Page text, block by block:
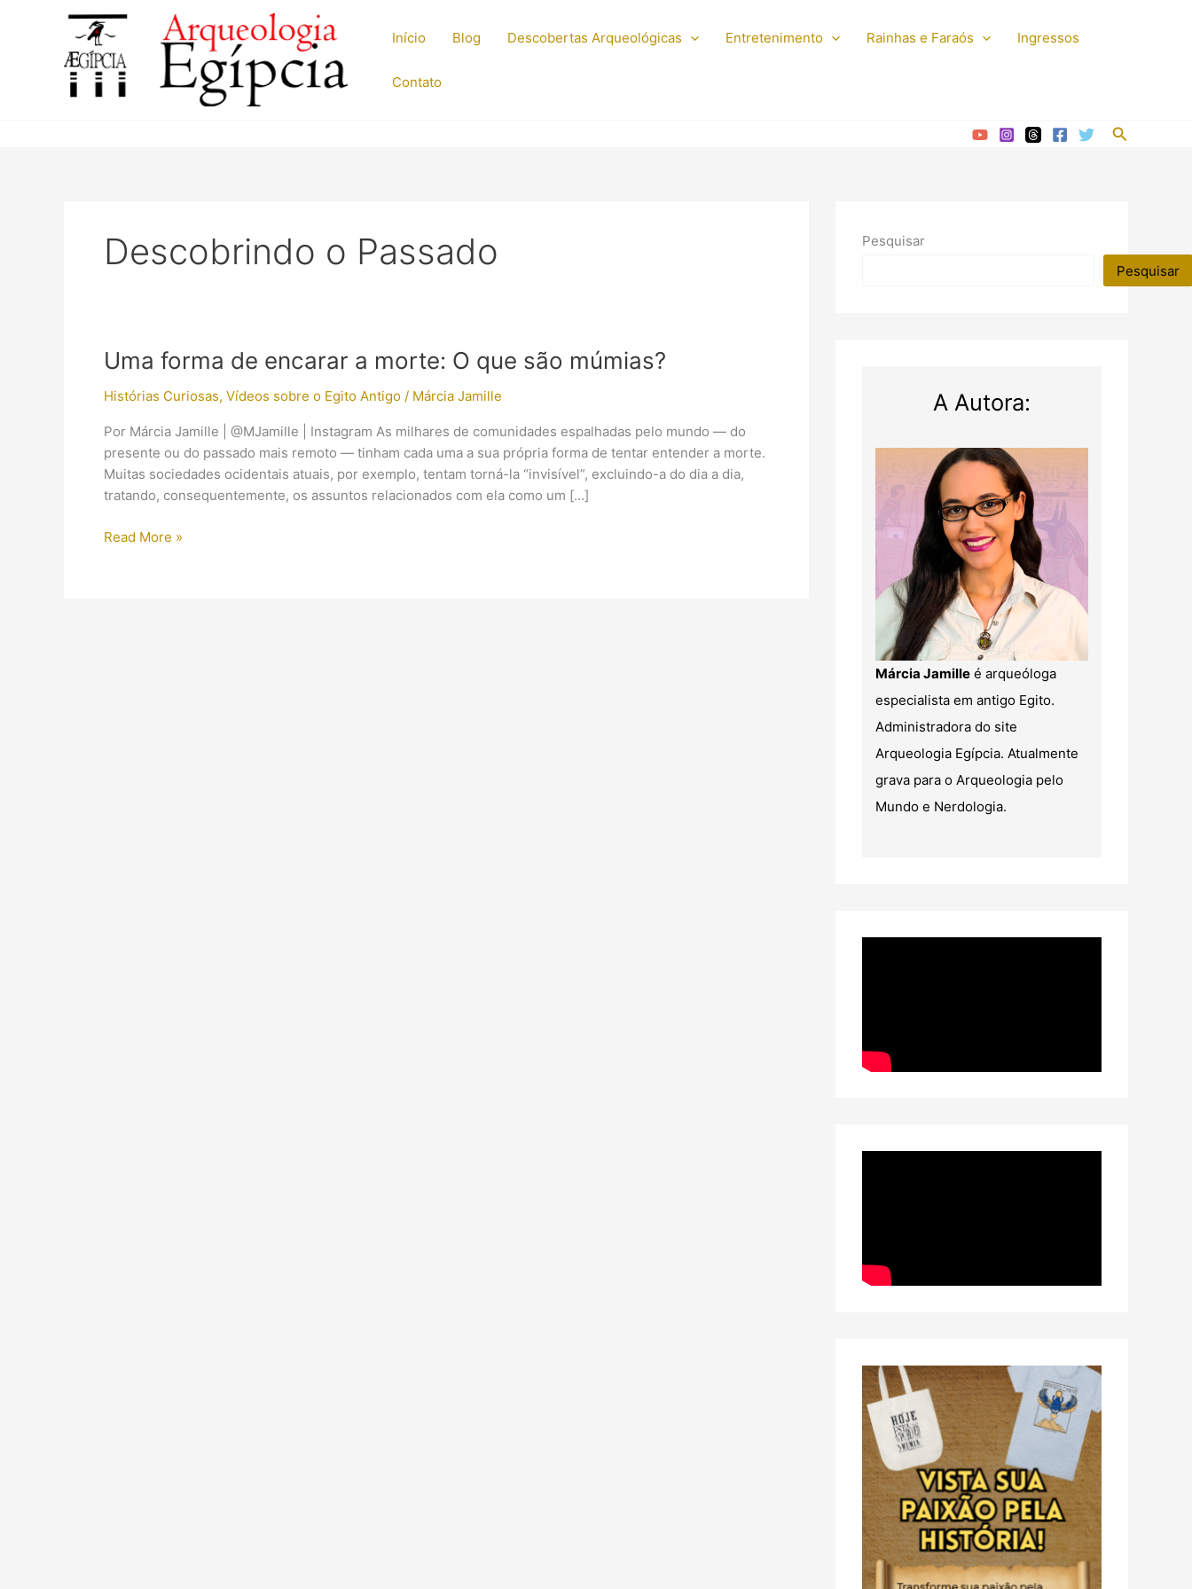
Início Blog Descobertas Arqueológicas Entretenimento Rainhas e Faraós Ingressos
Contato
Pesquisar
Descobrindo o Passado
Uma forma de encarar a morte: O que são múmias?
Histórias Curiosas, Vídeos sobre o Egito Antigo / Márcia Jamille
Por Márcia Jamille | @MJamille | Instagram As milhares de comunidades espalhadas pelo mundo — do
presente ou do passado mais remoto — tinham cada uma a sua própria forma de tentar entender a morte.
Muitas sociedades ocidentais atuais, por exemplo, tentam torná-la “invisível”, excluindo-a do dia a dia,
tratando, consequentemente, os assuntos relacionados com ela como um […]
Uma
Read More »
Pesquisar
Pesquisar
A Autora:
Márcia Jamille é arqueóloga
especialista em antigo Egito.
Administradora do site
Arqueologia Egípcia. Atualmente
grava para o Arqueologia pelo
Mundo e Nerdologia.